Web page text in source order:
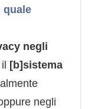
quale
negli
[b]sistema
negli